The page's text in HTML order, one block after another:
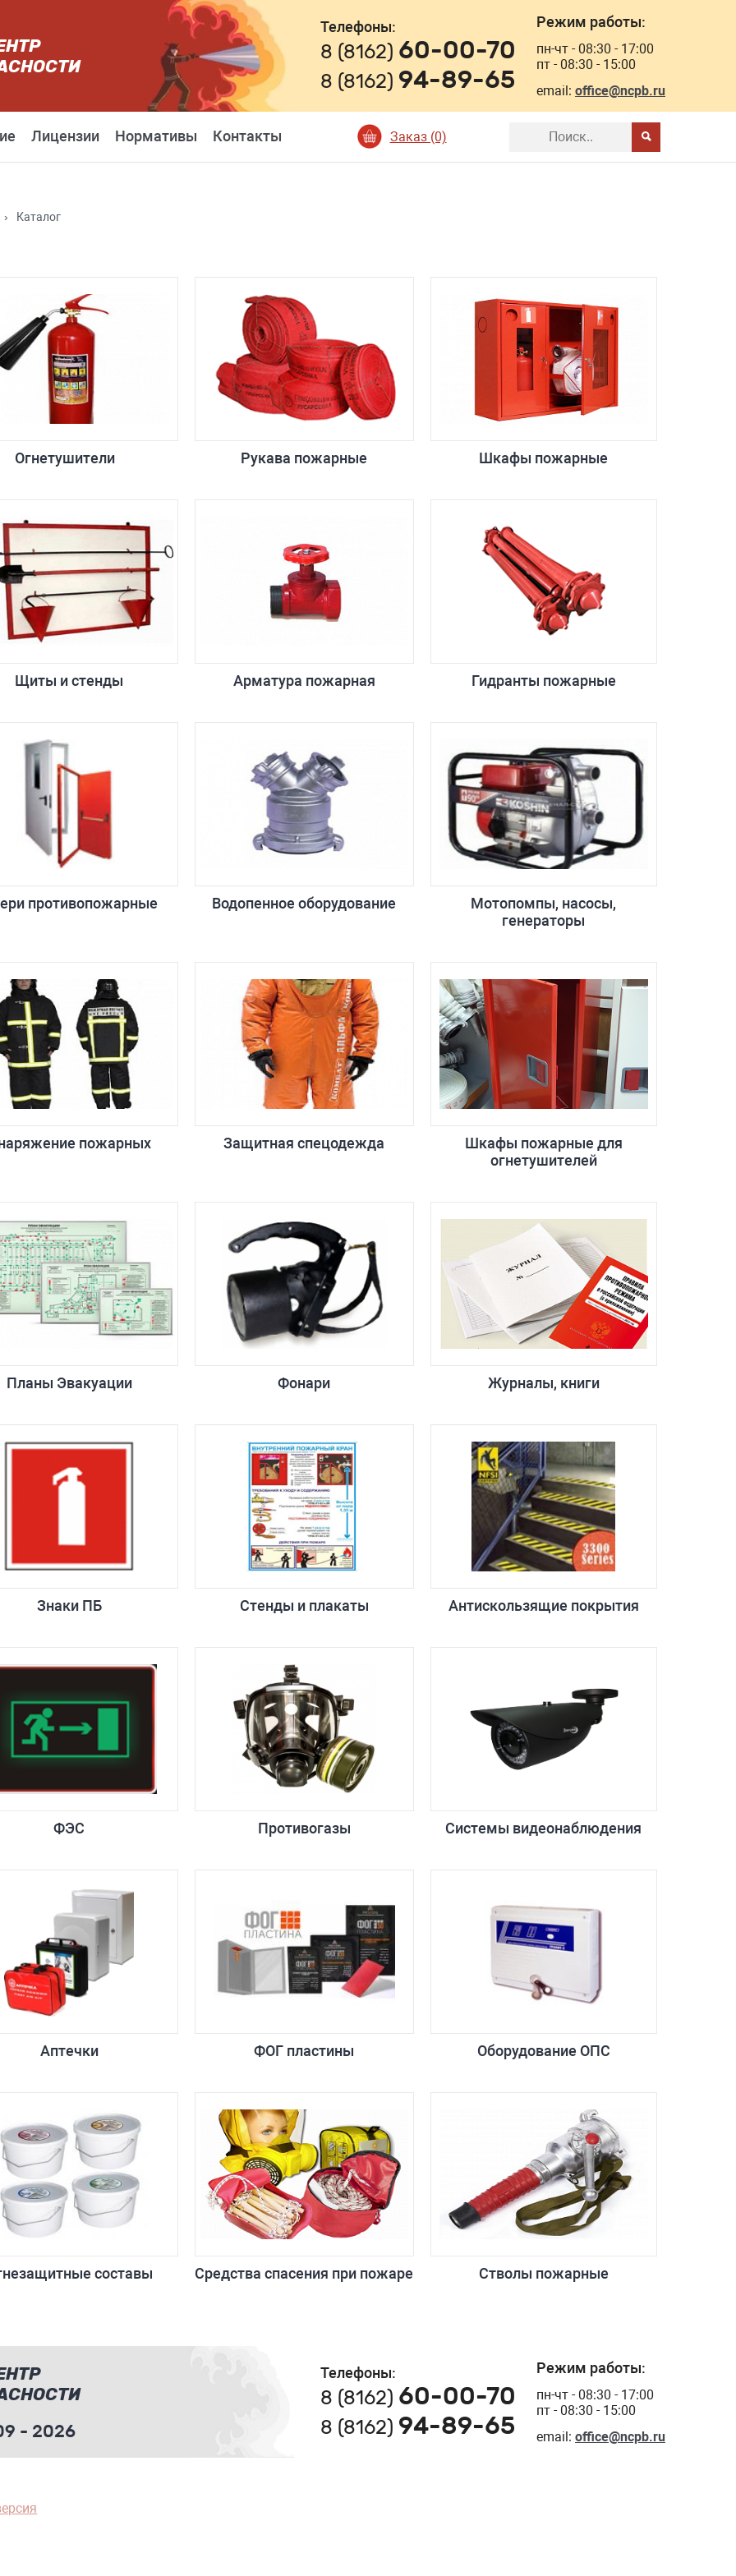
Телефоны:
8 (8162) 60-00-70
8 (8162) 94-89-65
Режим работы:
пн-чт - 08:30 - 17:00
пт - 08:30 - 15:00
email: office@ncpb.ru
Лицензии Нормативы Контакты Заказ (0)
› Каталог
Огнетушители Рукава пожарные Шкафы пожарные
Щиты и стенды Арматура пожарная Гидранты пожарные
противопожарные Водопенное оборудование
Мотопомпы, насосы,
генераторы
пожарных Защитная спецодежда
Шкафы пожарные для
огнетушителей
Планы Эвакуации Фонари Журналы, книги
Знаки ПБ Стенды и плакаты Антискользящие покрытия
ФЭС Противогазы Системы видеонаблюдения
Аптечки ФОГ пластины Оборудование ОПС
составы Средства спасения при пожаре Стволы пожарные
- 2026
Телефоны:
8 (8162) 60-00-70
8 (8162) 94-89-65
Режим работы:
пн-чт - 08:30 - 17:00
пт - 08:30 - 15:00
email: office@ncpb.ru